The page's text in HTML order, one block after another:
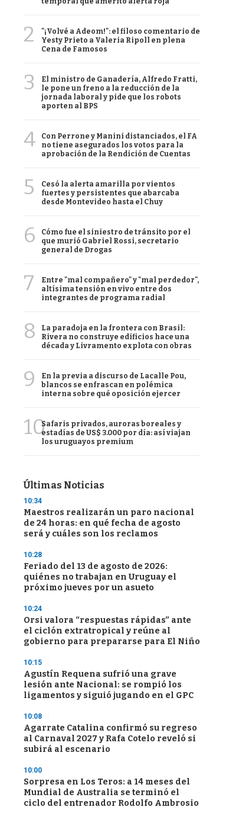
2
"¡Volvé a Adeom!": el filoso comentario de
Yesty Prieto a Valeria Ripoll en plena
Cena de Famosos
3
El ministro de Ganadería, Alfredo Fratti,
le pone un freno a la reducción de la
jornada laboral y pide que los robots
aporten al BPS
4
Con Perrone y Manini distanciados, el FA
no tiene asegurados los votos para la
aprobación de la Rendición de Cuentas
5
Cesó la alerta amarilla por vientos
fuertes y persistentes que abarcaba
desde Montevideo hasta el Chuy
6
Cómo fue el siniestro de tránsito por el
que murió Gabriel Rossi, secretario
general de Drogas
7
Entre "mal compañero" y "mal perdedor",
altísima tensión en vivo entre dos
integrantes de programa radial
8
La paradoja en la frontera con Brasil:
Rivera no construye edificios hace una
década y Livramento explota con obras
9
En la previa a discurso de Lacalle Pou,
blancos se enfrascan en polémica
interna sobre qué oposición ejercer
10Safaris privados, auroras boreales y
estadías de US$ 3.000 por día: así viajan
los uruguayos premium
Últimas Noticias
10:34
Maestros realizarán un paro nacional
de 24 horas: en qué fecha de agosto
será y cuáles son los reclamos
10:28
Feriado del 13 de agosto de 2026:
quiénes no trabajan en Uruguay el
próximo jueves por un asueto
10:24
Orsi valora “respuestas rápidas” ante
el ciclón extratropical y reúne al
gobierno para prepararse para El Niño
10:15
Agustín Requena sufrió una grave
lesión ante Nacional: se rompió los
ligamentos y siguió jugando en el GPC
10:08
Agarrate Catalina confirmó su regreso
al Carnaval 2027 y Rafa Cotelo reveló si
subirá al escenario
10:00
Sorpresa en Los Teros: a 14 meses del
Mundial de Australia se terminó el
ciclo del entrenador Rodolfo Ambrosio